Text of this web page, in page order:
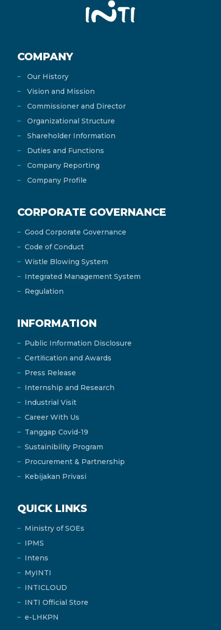
COMPANY
Our History
Vision and Mission
Commissioner and Director
Organizational Structure
Shareholder Information
Duties and Functions
Company Reporting
Company Profile
CORPORATE GOVERNANCE
Good Corporate Governance
Code of Conduct
Wistle Blowing System
Integrated Management System
Regulation
INFORMATION
Public Information Disclosure
Certiﬁcation and Awards
Press Release
Internship and Research
Industrial Visit
Career With Us
Tanggap Covid-19
Sustainibility Program
Procurement & Partnership
Kebijakan Privasi
QUICK LINKS
Ministry of SOEs
IPMS
Intens
MyINTI
INTICLOUD
INTI Official Store
e-LHKPN